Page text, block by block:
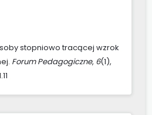
stopniowo tracącej wzrok
Forum Pedagogiczne, 6(1),